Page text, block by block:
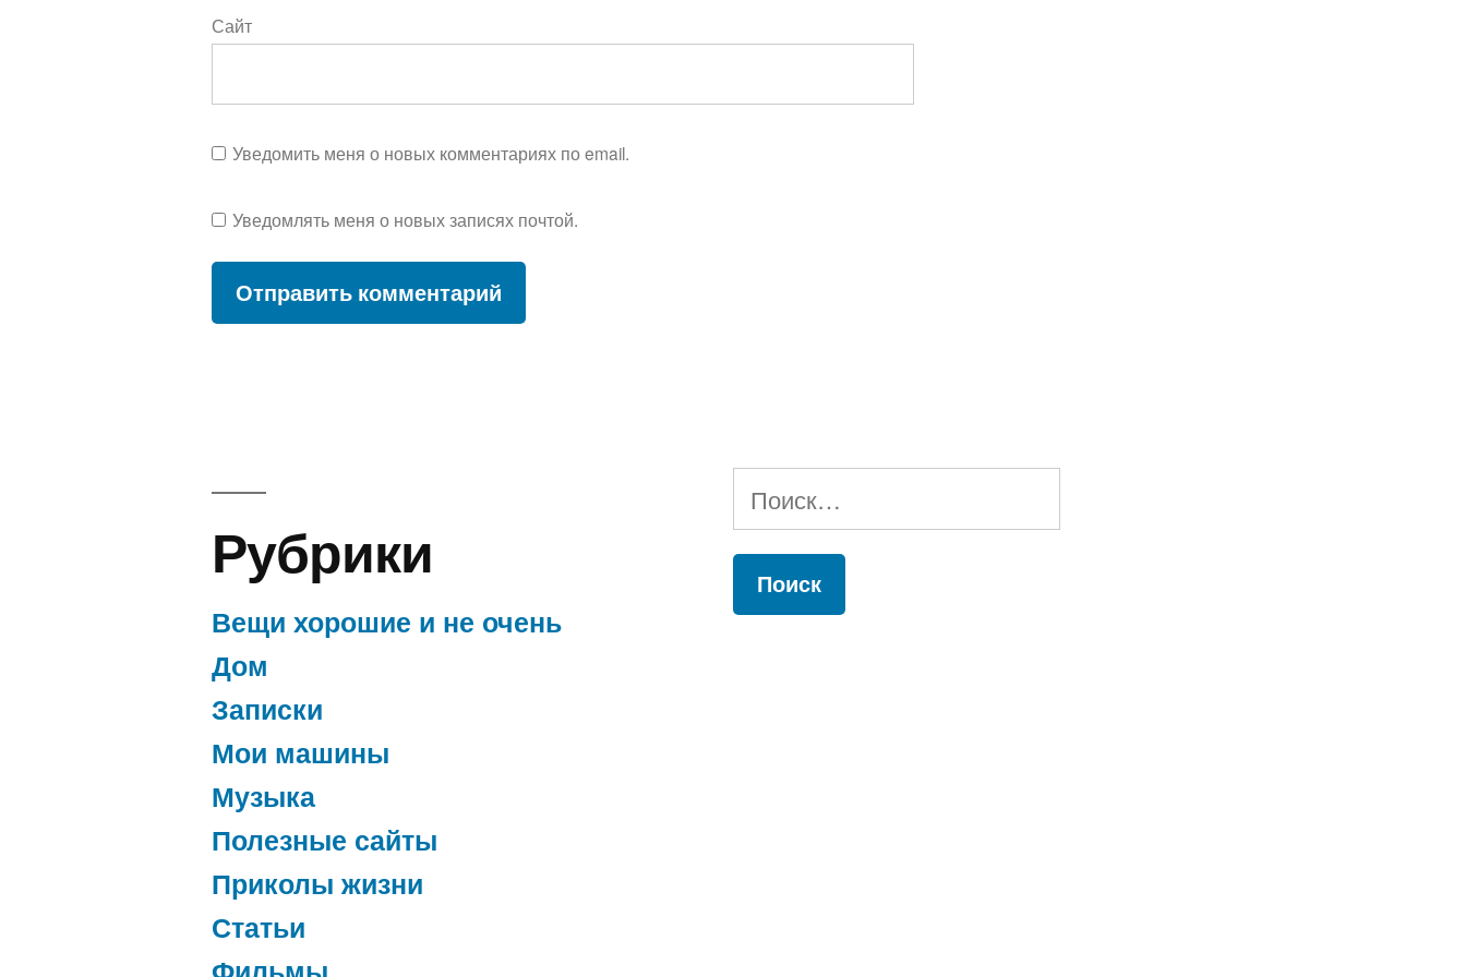
Сайт
Уведомить меня о новых комментариях по email.
Уведомлять меня о новых записях почтой.
Рубрики
Вещи хорошие и не очень
Дом
Записки
Мои машины
Музыка
Полезные сайты
Приколы жизни
Статьи
Найти: